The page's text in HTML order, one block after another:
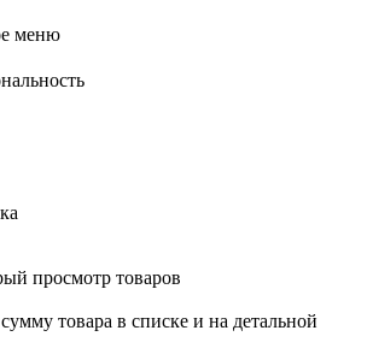
меню
просмотр товаров
товара в списке и на детальной